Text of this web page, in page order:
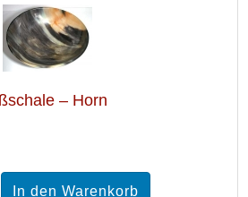
– Horn